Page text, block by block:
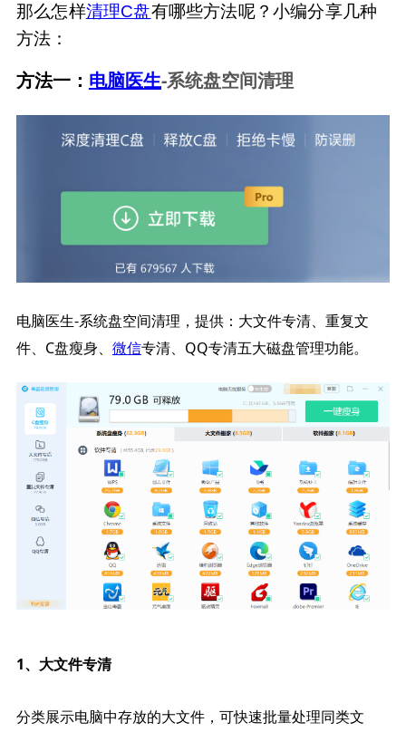
那么怎样清理C盘有哪些方法呢？小编分享几种
方法：
方法一： 电脑医生-系统盘空间清理
电脑医生-系统盘空间清理，提供：大文件专清、重复文
件、C盘瘦身、 微信专清、QQ专清五大磁盘管理功能。
1、大文件专清
分类展示电脑中存放的大文件，可快速批量处理同类文